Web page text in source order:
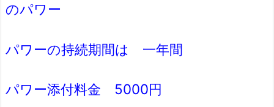
のパワー
パワーの持続期間は 一年間
パワー添付料金 5000円